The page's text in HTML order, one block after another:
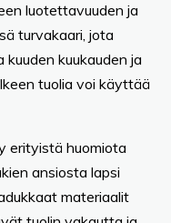
luotettavuuden ja
turvakaari, jota
kuukauden ja
tuolia voi käyttää
erityistä huomiota
ansiosta lapsi
materiaalit